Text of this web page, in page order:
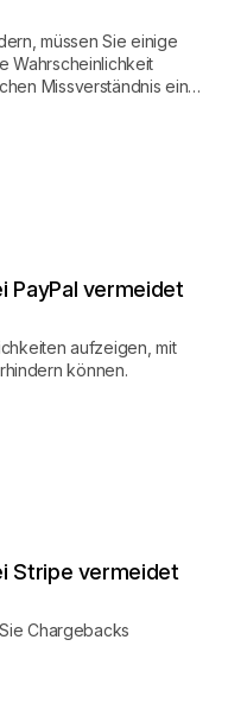
müssen Sie einige
Wahrscheinlichkeit
Missverständnis ein
PayPal vermeidet
aufzeigen, mit
können.
Stripe vermeidet
Chargebacks